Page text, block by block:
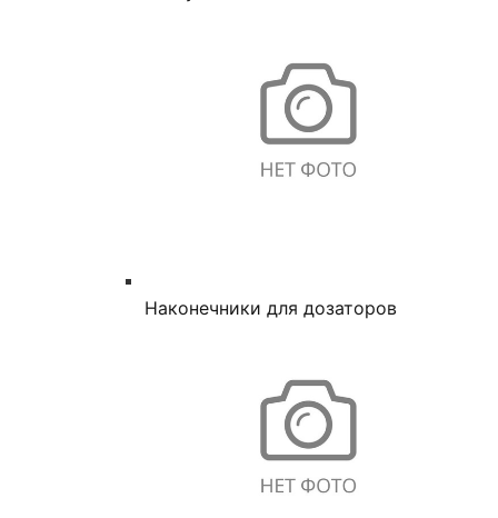
Наконечники для дозаторов